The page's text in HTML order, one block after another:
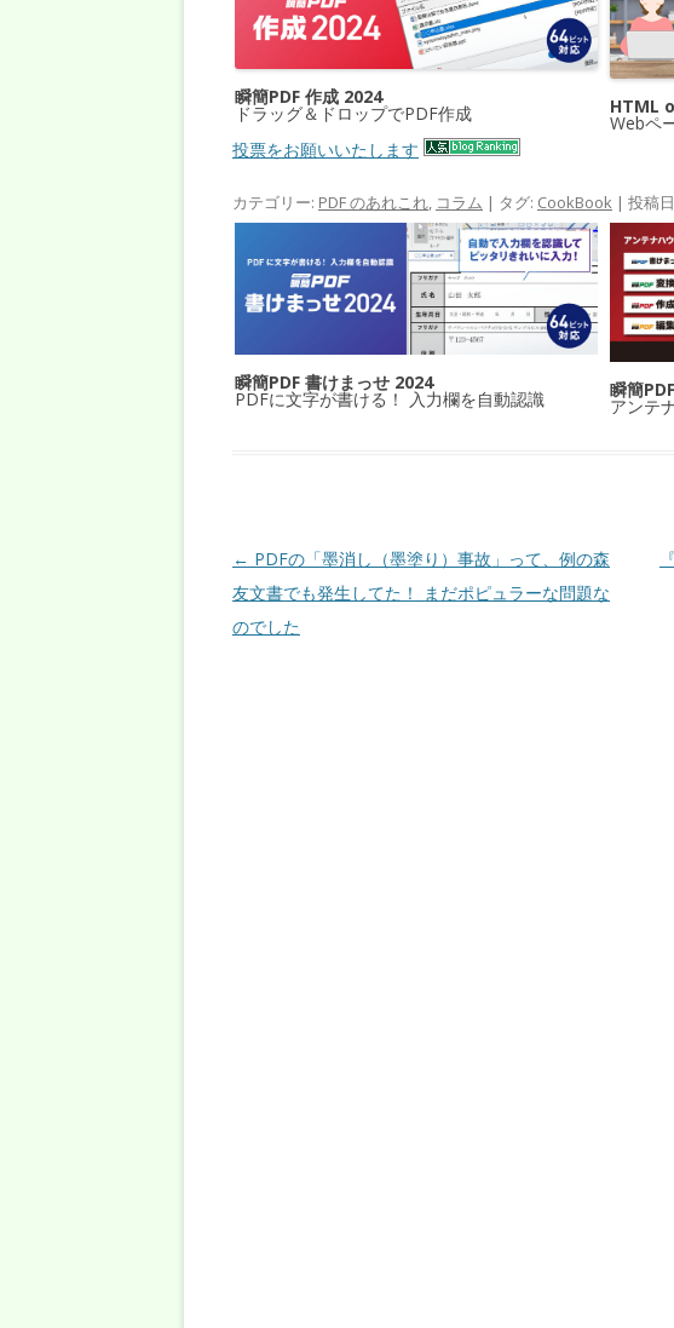
瞬簡PDF 作成 2024
ドラッグ＆ドロップでPDF作成 HTML
Webペ
投票をお願いいたします
カテゴリー: PDF のあれこれ, コラム | タグ: CookBook | 投稿
瞬簡PDF 書けまっせ 2024
PDFに文字が書ける！ 入力欄を自動認識 瞬簡
アンテ
投稿ナビゲーション
← PDFの「墨消し（墨塗り）事故」って、例の森
友文書でも発生してた！ まだポピュラーな問題な
のでした